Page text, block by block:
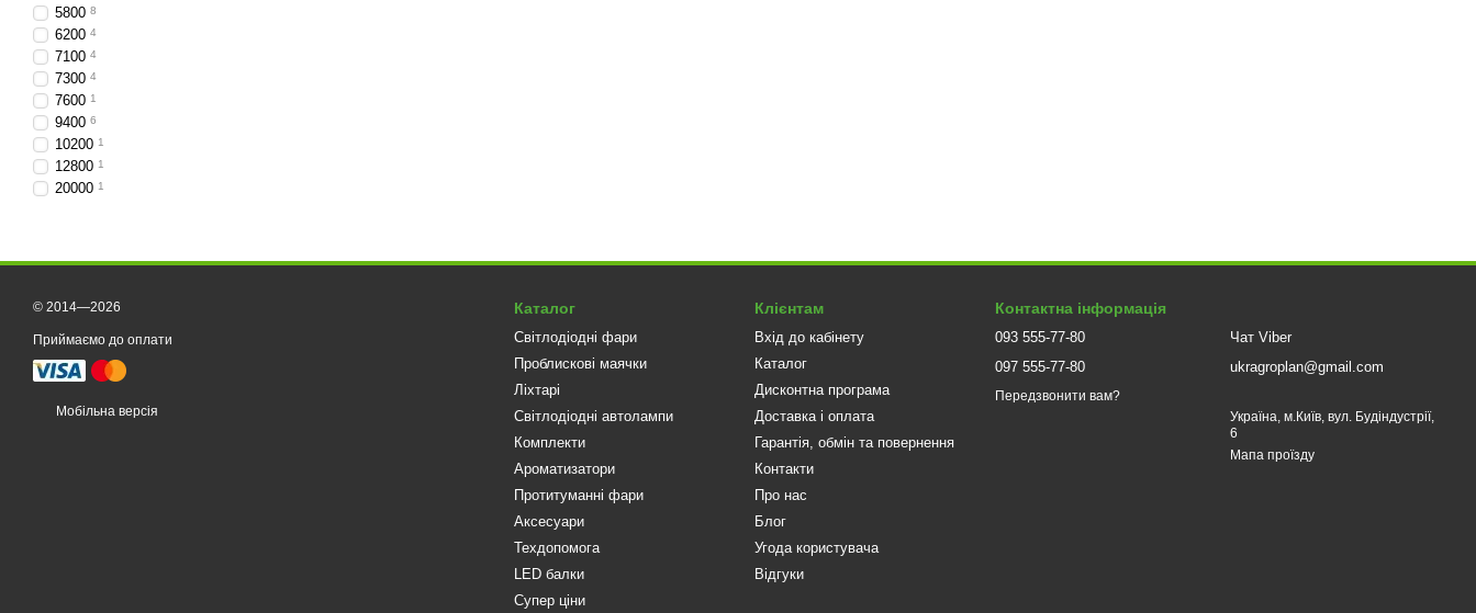
5800 8
6200 4
7100 4
7300 4
7600 1
9400 6
10200 1
12800 1
20000 1
© 2014—2026
Приймаємо до оплати
Мобільна версія
Каталог
Світлодіодні фари
Проблискові маячки
Ліхтарі
Світлодіодні автолампи
Комплекти
Ароматизатори
Протитуманні фари
Аксесуари
Техдопомога
LED балки
Супер ціни
Клієнтам
Вхід до кабінету
Каталог
Дисконтна програма
Доставка і оплата
Гарантія, обмін та повернення
Контакти
Про нас
Блог
Угода користувача
Відгуки
Контактна інформація
093 555-77-80
097 555-77-80
Передзвонити вам?
Чат Viber
ukragroplan@gmail.com
Україна, м.Київ, вул. Будіндустрії,
6
Мапа проїзду